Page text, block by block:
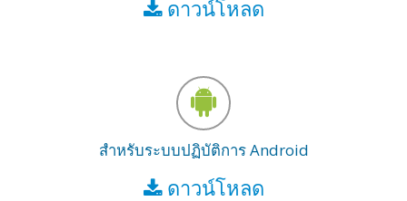
ดาวน์โหลด
สำหรับระบบปฏิบัติการ Android
ดาวน์โหลด